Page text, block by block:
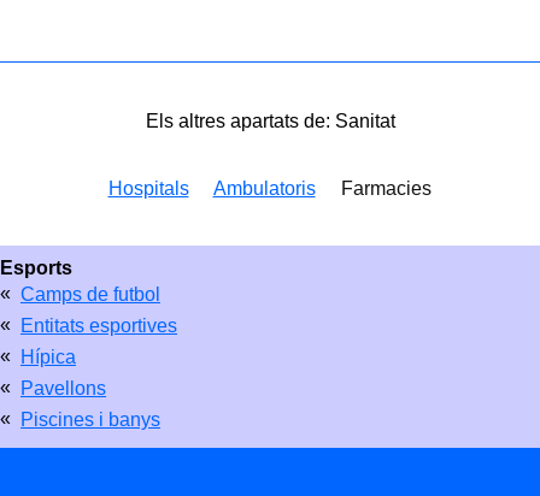
Els altres apartats de: Sanitat
Hospitals Ambulatoris Farmacies
Esports
« Camps de futbol
« Entitats esportives
« Hípica
« Pavellons
« Piscines i banys